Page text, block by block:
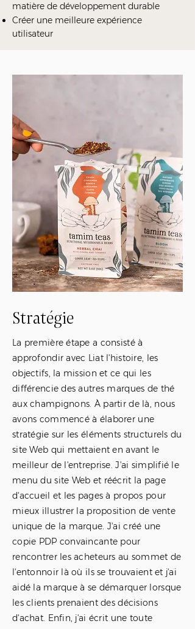
matière de développement durable
Créer une meilleure expérience
utilisateur
Stratégie
La première étape a consisté à
approfondir avec Liat l'histoire, les
objectifs, la mission et ce qui les
différencie des autres marques de thé
aux champignons. À partir de là, nous
avons commencé à élaborer une
stratégie sur les éléments structurels du
site Web qui mettaient en avant le
meilleur de l'entreprise. J'ai simplifié le
menu du site Web et réécrit la page
d'accueil et les pages à propos pour
mieux illustrer la proposition de vente
unique de la marque. J'ai créé une
copie PDP convaincante pour
rencontrer les acheteurs au sommet de
l'entonnoir là où ils se trouvaient et j'ai
aidé la marque à se démarquer lorsque
les clients prenaient des décisions
d'achat. Enfin, j'ai écrit une toute